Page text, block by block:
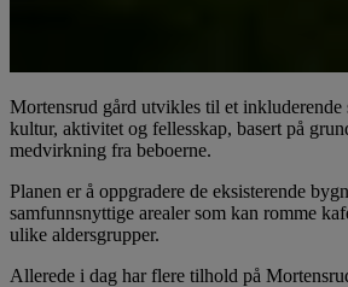
Mortensrud gård utvikles til et
kultur, aktivitet og fellesskap, basert på
medvirkning fra beboerne.
Planen er å oppgradere de eksisterende
samfunnsnyttige arealer som kan romme
ulike aldersgrupper.
Allerede i dag har flere tilhold på